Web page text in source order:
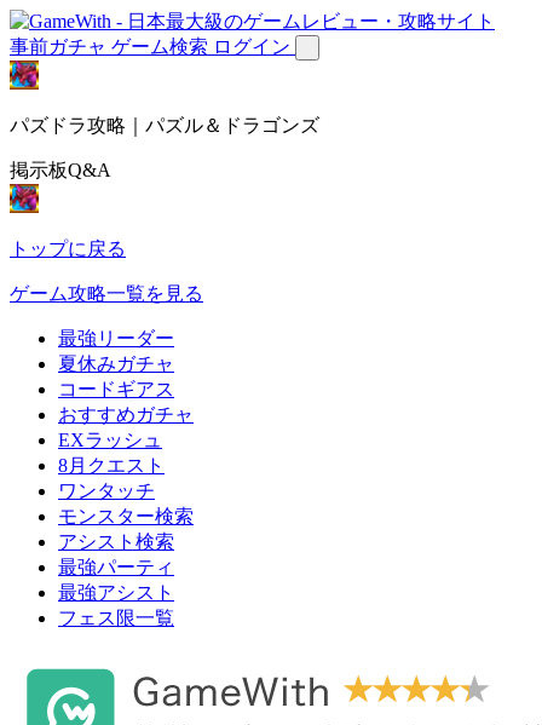
事前ガチャ ゲーム検索 ログイン
パズドラ攻略｜パズル＆ドラゴンズ
掲示板Q&A
トップに戻る
ゲーム攻略一覧を見る
最強リーダー
夏休みガチャ
コードギアス
おすすめガチャ
EXラッシュ
8月クエスト
ワンタッチ
モンスター検索
アシスト検索
最強パーティ
最強アシスト
フェス限一覧